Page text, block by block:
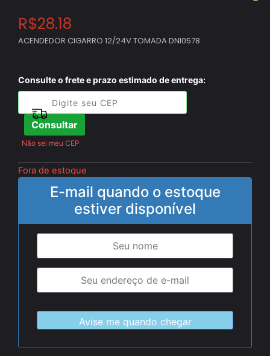
R$28.18
ACENDEDOR CIGARRO 12/24V TOMADA DNI0578
Consulte o frete e prazo estimado de entrega:
Consultar
Não sei meu CEP
Fora de estoque
E-mail quando o estoque
estiver disponível